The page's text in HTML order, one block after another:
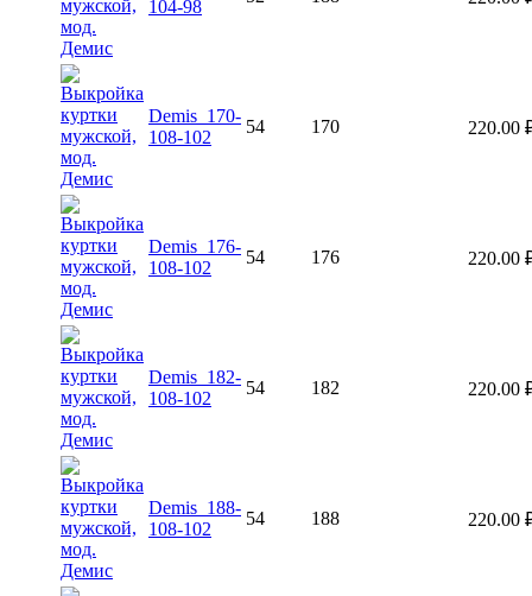
104-98
Demis_170-
108-102
54 170 220.00
Demis_176-
108-102
54 176 220.00
Demis_182-
108-102
54 182 220.00
Demis_188-
108-102
54 188 220.00